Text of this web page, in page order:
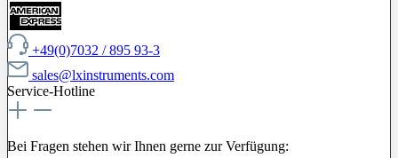
+49(0)7032 / 895 93-3
sales@lxinstruments.com
Service-Hotline
Bei Fragen stehen wir Ihnen gerne zur Verfügung: